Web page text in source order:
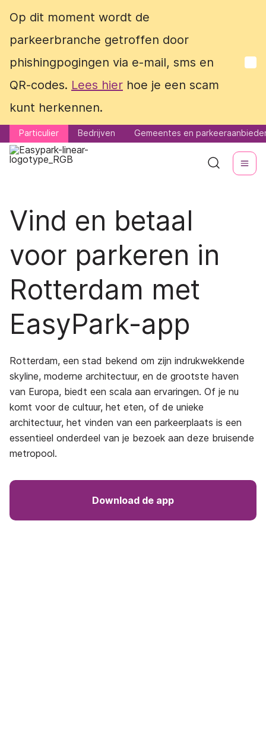
Op dit moment wordt de
parkeerbranche getroffen door
phishingpogingen via e-mail, sms en
QR-codes. Lees hier hoe je een scam
kunt herkennen.
Particulier Bedrijven Gemeentes en
Op dit moment wordt de
parkeerbranche getroffen door
phishingpogingen via e-mail, sms en
QR-codes. Lees hier hoe je een scam
kunt herkennen.
Particulier Bedrijven Gemeentes en
Vind en betaal
voor parkeren in
Rotterdam met
EasyPark-app
Rotterdam, een stad bekend om zijn indrukwekkende
skyline, moderne architectuur, en de grootste haven
van Europa, biedt een scala aan ervaringen. Of je nu
komt voor de cultuur, het eten, of de unieke
architectuur, het vinden van een parkeerplaats is een
essentieel onderdeel van je bezoek aan deze bruisende
metropool.
Download de app